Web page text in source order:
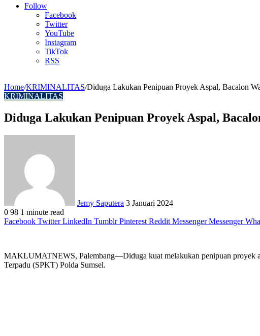
Article
Follow
Facebook
Twitter
YouTube
Instagram
TikTok
RSS
Home/KRIMINALITAS/Diduga Lakukan Penipuan Proyek Aspal, Bacalon
KRIMINALITAS
Diduga Lakukan Penipuan Proyek Aspal,
Jemy Saputera 3 Januari 2024
0 98 1 minute read
Facebook Twitter LinkedIn Tumblr Pinterest Reddit Messenger Messenger
MAKLUMATNEWS, Palembang—Diduga kuat melakukan penipuan proyek
Terpadu (SPKT) Polda Sumsel.